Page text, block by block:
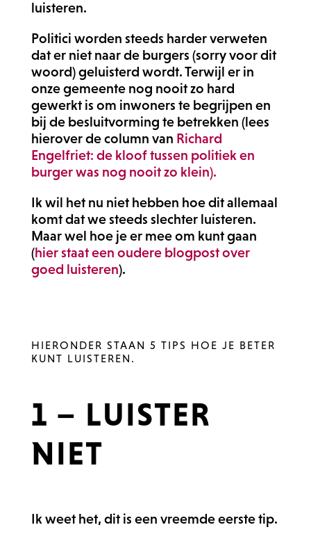
luisteren.
Politici worden steeds harder verweten
dat er niet naar de burgers (sorry voor dit
woord) geluisterd wordt. Terwijl er in
onze gemeente nog nooit zo hard
gewerkt is om inwoners te begrijpen en
bij de besluitvorming te betrekken (lees
hierover de column van Richard
Engelfriet: de kloof tussen politiek en
burger was nog nooit zo klein).
Ik wil het nu niet hebben hoe dit allemaal
komt dat we steeds slechter luisteren.
Maar wel hoe je er mee om kunt gaan
(hier staat een oudere blogpost over
goed luisteren).
HIERONDER STAAN 5 TIPS HOE JE BETER
KUNT LUISTEREN.
1 – LUISTER
NIET
Ik weet het, dit is een vreemde eerste tip.